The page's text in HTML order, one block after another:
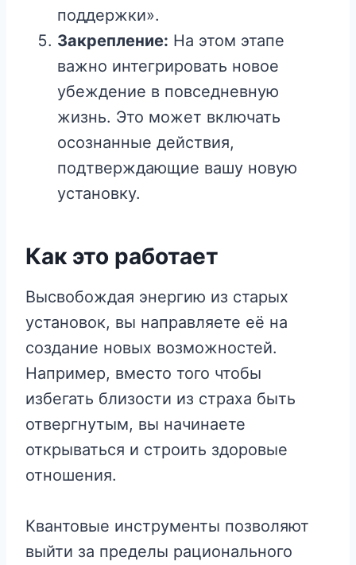
поддержки».
Закрепление: На этом этапе
важно интегрировать новое
убеждение в повседневную
жизнь. Это может включать
осознанные действия,
подтверждающие вашу новую
установку.
Как это работает
Высвобождая энергию из старых
установок, вы направляете её на
создание новых возможностей.
Например, вместо того чтобы
избегать близости из страха быть
отвергнутым, вы начинаете
открываться и строить здоровые
отношения.
Квантовые инструменты позволяют
выйти за пределы рационального